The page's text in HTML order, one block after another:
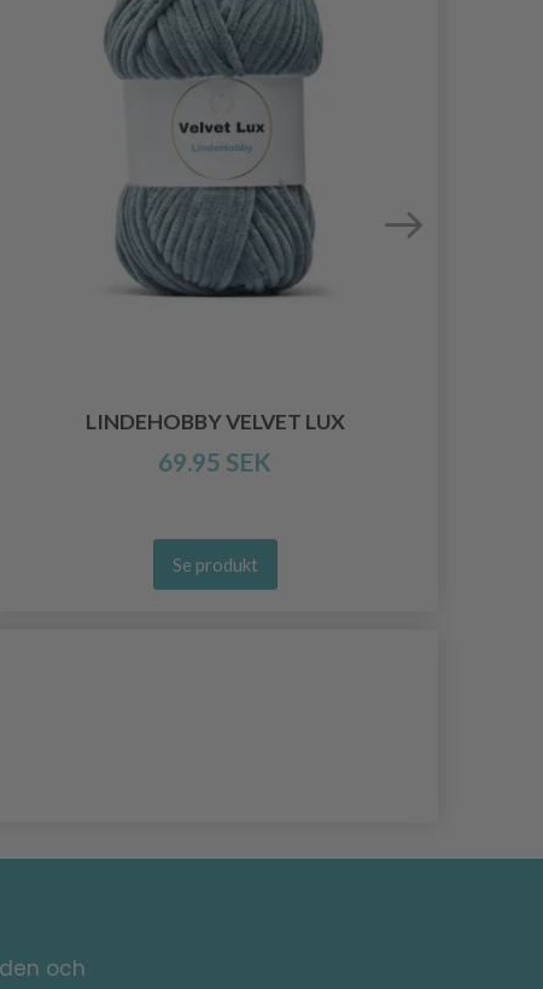
LINDEHOBBY VELVET LUX
69.95 SEK
Se produkt
och